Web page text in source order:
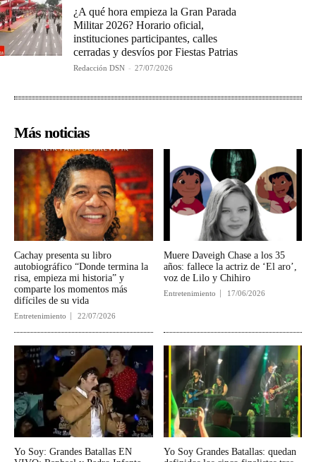
¿A qué hora empieza la Gran Parada
Militar 2026? Horario oficial,
instituciones participantes, calles
cerradas y desvíos por Fiestas Patrias
Redacción DSN - 27/07/2026
Más noticias
Cachay presenta su libro
autobiográfico “Donde termina la
risa, empieza mi historia” y
comparte los momentos más
difíciles de su vida
Entretenimiento 22/07/2026
Muere Daveigh Chase a los 35
años: fallece la actriz de ‘El aro’,
voz de Lilo y Chihiro
Entretenimiento 17/06/2026
Yo Soy: Grandes Batallas EN
Yo Soy Grandes Batallas: quedan